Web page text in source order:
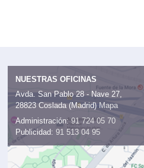
NUESTRAS OFICINAS
Avda. San Pablo 28 - Nave 27,
28823 Coslada (Madrid) Mapa
Administración: 91 724 05 70
Publicidad: 91 513 04 95